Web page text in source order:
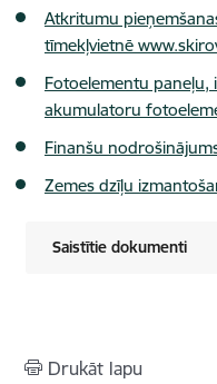
Atkritumu
tīmekļvietnē
Fotoelementu
akumulatoru
Finanšu
Zemes dzīļu
Saistītie dokumenti
Drukāt lapu